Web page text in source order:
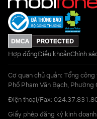
Hợp đồngĐiều khoảnChính
Cơ quan chủ quản: Tổng
Phố Phạm Văn Bạch, Phường
Điện thoại/Fax:
Giấy phép đăng ký kinh